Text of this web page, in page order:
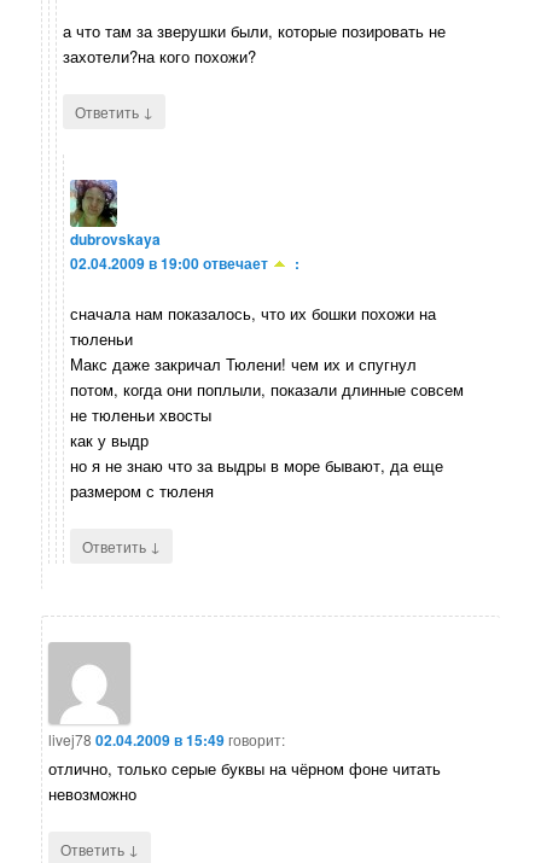
а что там за зверушки были, которые позировать не
захотели?на кого похожи?
Ответить ↓
dubrovskaya
02.04.2009 в 19:00отвечает :
сначала нам показалось, что их бошки похожи на
тюленьи
Макс даже закричал Тюлени! чем их и спугнул
потом, когда они поплыли, показали длинные совсем
не тюленьи хвосты
как у выдр
но я не знаю что за выдры в море бывают, да еще
размером с тюленя
Ответить ↓
livej78 02.04.2009 в 15:49говорит:
отлично, только серые буквы на чёрном фоне читать
невозможно
Ответить ↓